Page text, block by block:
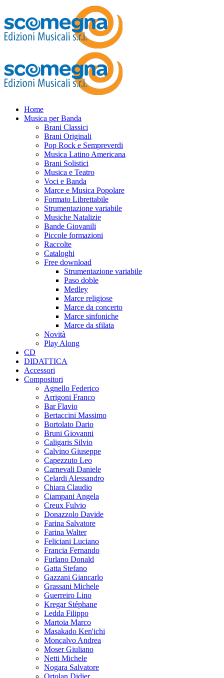
Home
Musica per Banda
Brani Classici
Brani Originali
Pop Rock e Sempreverdi
Musica Latino Americana
Brani Solistici
Musica e Teatro
Voci e Banda
Marce e Musica Popolare
Formato Librettabile
Strumentazione variabile
Musiche Natalizie
Bande Giovanili
Piccole formazioni
Raccolte
Cataloghi
Free download
Strumentazione variabile
Paso doble
Medley
Marce religiose
Marce da concerto
Marce sinfoniche
Marce da sfilata
Novità
Play Along
CD
DIDATTICA
Accessori
Compositori
Agnello Federico
Arrigoni Franco
Bar Flavio
Bertaccini Massimo
Bortolato Dario
Bruni Giovanni
Caligaris Silvio
Calvino Giuseppe
Capezzuto Leo
Carnevali Daniele
Celardi Alessandro
Chiara Claudio
Ciampani Angela
Creux Fulvio
Donazzolo Davide
Farina Salvatore
Farina Walter
Feliciani Luciano
Francia Fernando
Furlano Donald
Gatta Stefano
Gazzani Giancarlo
Grassani Michele
Guerreiro Lino
Kregar Stéphane
Ledda Filippo
Martoia Marco
Masakado Ken'ichi
Moncalvo Andrea
Moser Giuliano
Netti Michele
Nogara Salvatore
Ortolan Didier